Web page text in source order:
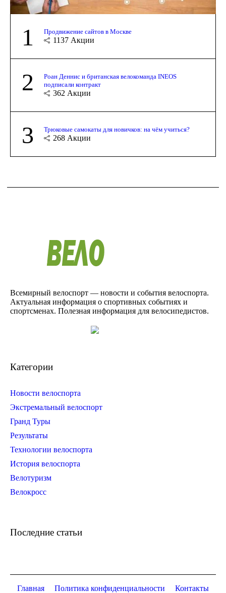
1 Продвижение сайтов в Москве
1137 Акции
2
Роан Деннис и британская велокоманда INEOS
подписали контракт
362 Акции
3 Трюковые самокаты для новичков: на чём учиться?
268 Акции
Всемирный велоспорт — новости и события велоспорта.
Актуальная информация о спортивных событиях и
спортсменах. Полезная информация для велосипедистов.
Категории
Новости велоспорта
Экстремальный велоспорт
Гранд Туры
Результаты
Технологии велоспорта
История велоспорта
Велотуризм
Велокросс
Последние статьи
Главная Политика конфиденциальности
Контакты